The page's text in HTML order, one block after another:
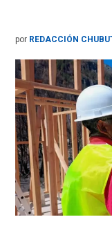
por REDACCIÓN